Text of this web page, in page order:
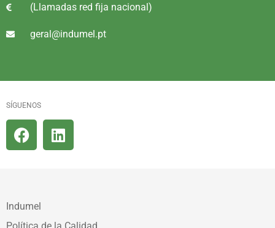
(Llamadas red fija nacional)
geral@indumel.pt
SÍGUENOS
Indumel